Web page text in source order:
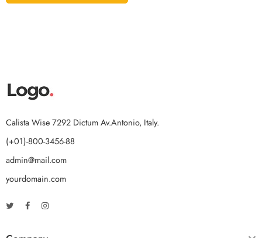
Calista Wise 7292 Dictum Av.Antonio, Italy.
(+01)-800-3456-88
admin@mail.com
yourdomain.com